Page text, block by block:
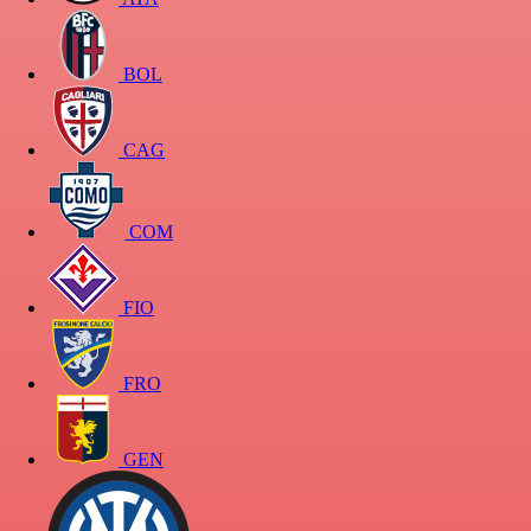
BOL
CAG
COM
FIO
FRO
GEN